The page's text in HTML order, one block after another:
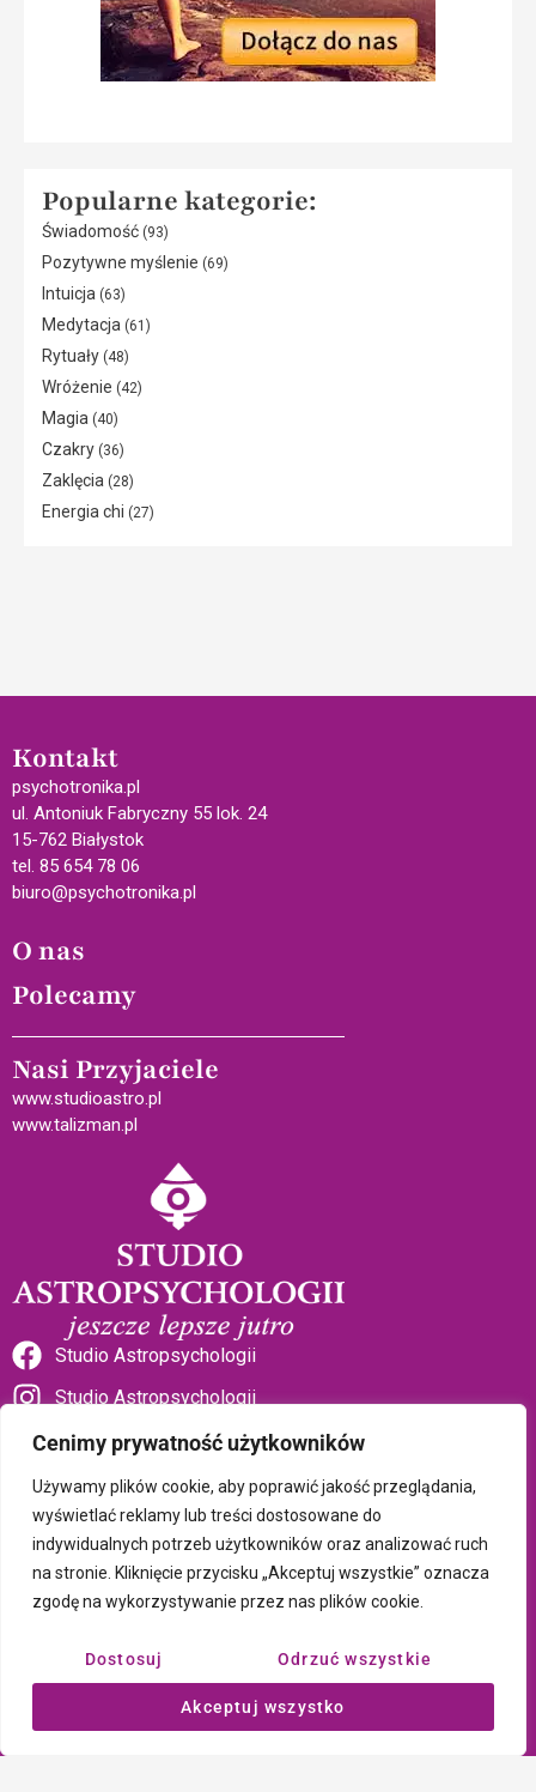
Cenimy prywatność użytkowników
Używamy plików cookie, aby poprawić jakość przeglądania,
wyświetlać reklamy lub treści dostosowane do
indywidualnych potrzeb użytkowników oraz analizować ruch
na stronie. Kliknięcie przycisku „Akceptuj wszystkie” oznacza
zgodę na wykorzystywanie przez nas plików cookie.
Dostosuj Odrzuć wszystkie
Akceptuj wszystko
Popularne kategorie:
Świadomość (93)
Pozytywne myślenie (69)
Intuicja (63)
Medytacja (61)
Rytuały (48)
Wróżenie (42)
Magia (40)
Czakry (36)
Zaklęcia (28)
Energia chi (27)
Kontakt
psychotronika.pl
ul. Antoniuk Fabryczny 55 lok. 24
15-762 Białystok
tel. 85 654 78 06
biuro@psychotronika.pl
O nas
Polecamy
Nasi Przyjaciele
www.studioastro.pl
www.talizman.pl
Studio Astropsychologii
Studio Astropsychologii
Sklep Talizman
Polityka prywatności i plików cookie
Wszystkie treści umieszczone na tej stronie są chronione prawem